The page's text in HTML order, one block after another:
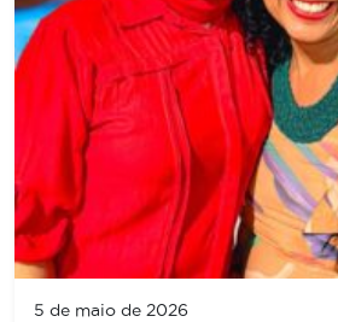
5 de maio de 2026